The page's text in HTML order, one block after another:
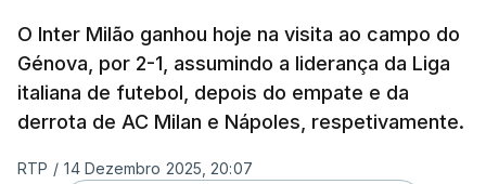
O Inter Milão ganhou hoje na visita ao campo do
Génova, por 2-1, assumindo a liderança da Liga
italiana de futebol, depois do empate e da
derrota de AC Milan e Nápoles, respetivamente.
RTP / 14 Dezembro 2025, 20:07